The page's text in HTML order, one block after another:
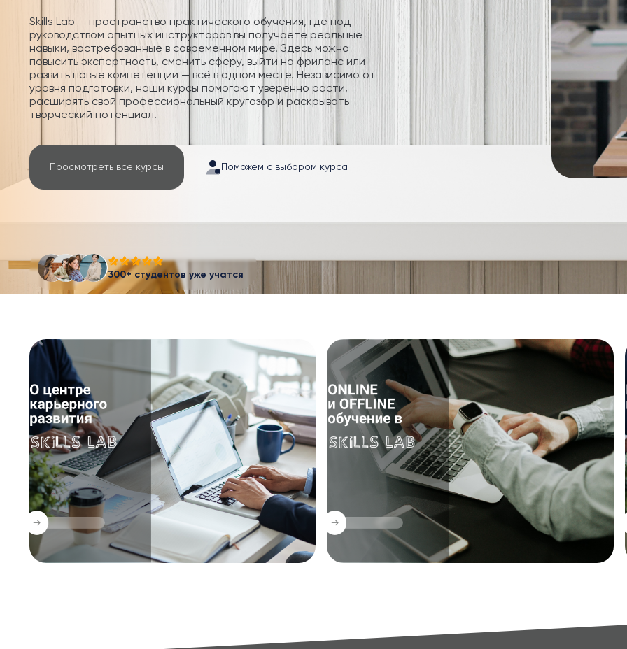
Skills Lab — пространство практического обучения, где под
руководством опытных инструкторов вы получаете реальные
навыки, востребованные в современном мире. Здесь можно
повысить экспертность, сменить сферу, выйти на фриланс или
развить новые компетенции — всё в одном месте. Независимо от
уровня подготовки, наши курсы помогают уверенно расти,
расширять свой профессиональный кругозор и раскрывать
творческий потенциал.
Просмотреть все курсы Поможем с выбором курса
300+ студентов уже учатся